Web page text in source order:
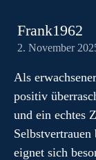
Frank1962
2. November
Als
positiv
und ein echtes
eignet sich